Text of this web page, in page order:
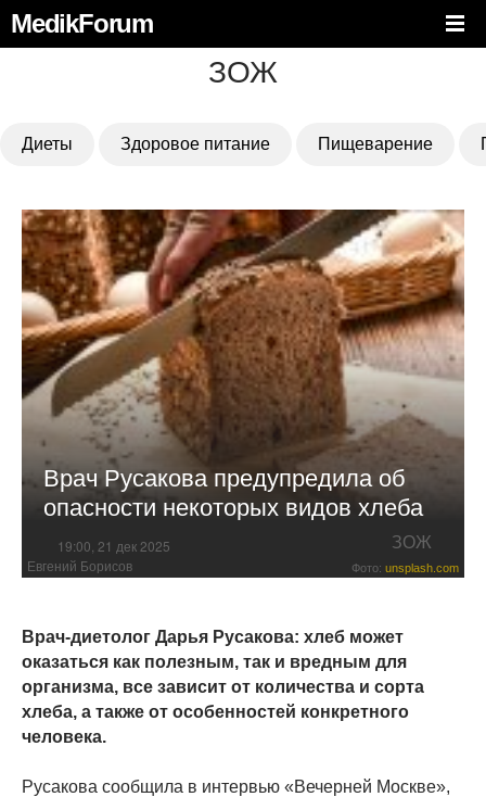
MedikForum
ЗОЖ
Диеты Здоровое питание Пищеварение
Врач Русакова предупредила об
опасности некоторых видов хлеба
19:00, 21 дек 2025 ЗОЖ
Евгений Борисов Фото: unsplash.com
Врач-диетолог Дарья Русакова: хлеб может
оказаться как полезным, так и вредным для
организма, все зависит от количества и сорта
хлеба, а также от особенностей конкретного
человека.
Русакова сообщила в интервью «Вечерней Москве»,